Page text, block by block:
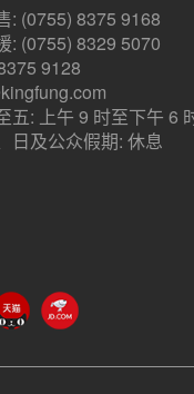
: (0755) 8375 9168
: (0755) 8329 5070
9128
五: 上午 9 时至下午 6
日及公众假期: 休息